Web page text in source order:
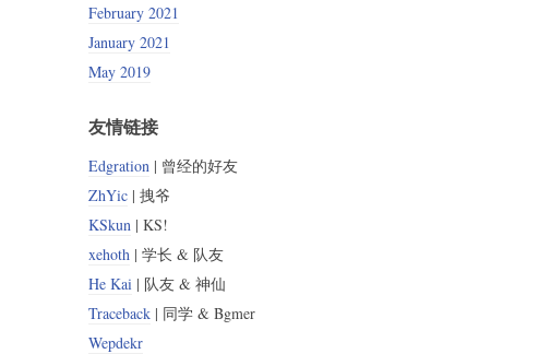
February 2021
January 2021
May 2019
友情链接
Edgration| 曾经的好友
ZhYic| 拽爷
KSkun| KS!
xehoth| 学长 & 队友
He Kai| 队友 & 神仙
Traceback| 同学 & Bgmer
Wepdekr